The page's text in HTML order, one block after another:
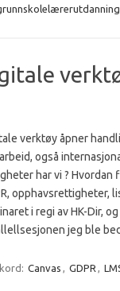
verktøy åpner
også
har vi ? Hvordan
opphavsrettigheter,
i regi av HK-Dir,
jeg ble
Canvas , GDPR ,